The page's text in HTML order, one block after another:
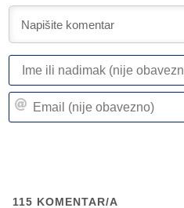
115 KOMENTAR/A